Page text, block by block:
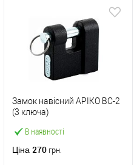
В наявності
Замок навісний АРІКО ВС-2
(3 ключа)
Ціна 270 грн.